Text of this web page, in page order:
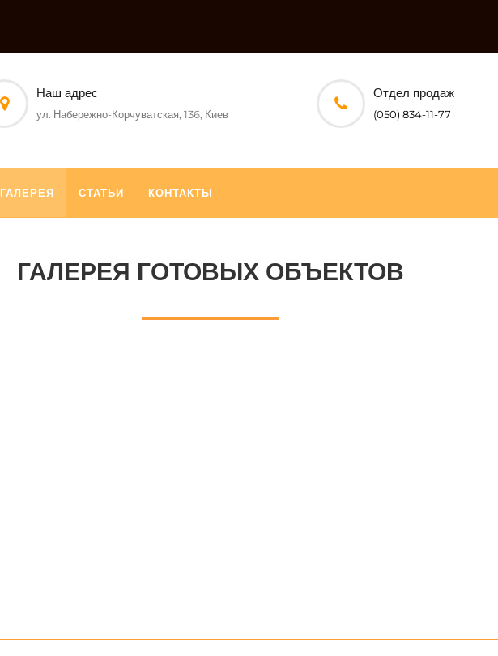
Наш адрес
ул. Набережно-Корчуватская, 136, Киев
Отдел продаж
(050) 834-11-77
ГАЛЕРЕЯ СТАТЬИ КОНТАКТЫ
ГАЛЕРЕЯ ГОТОВЫХ ОБЪЕКТОВ